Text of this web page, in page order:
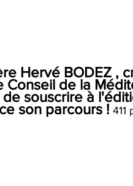
Hervé BODEZ ,
Conseil de la
souscrire à
son parcours ! 411